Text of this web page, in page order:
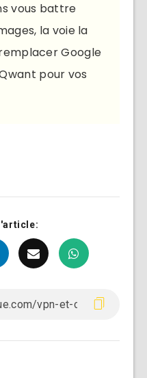
vous battre
la voie la
Google
pour vos